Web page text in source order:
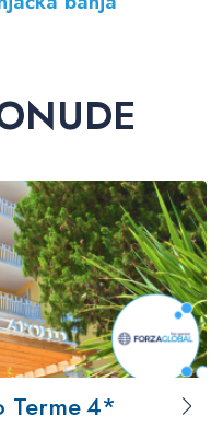
Terme4*